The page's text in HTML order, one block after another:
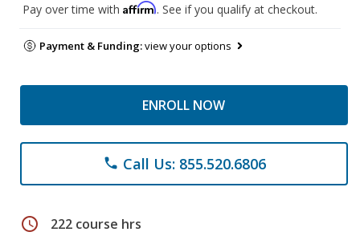
Pay over time with Affirm. See if you qualify at checkout.
Payment & Funding:view your options
ENROLL NOW
phone Call Us: 855.520.6806
schedule 222 course hrs